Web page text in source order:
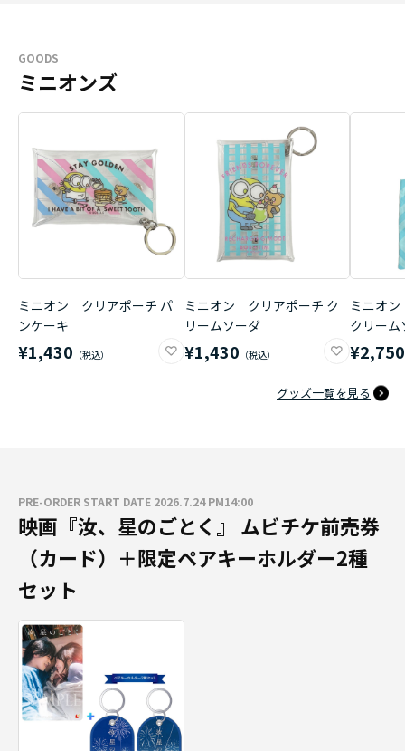
GOODS
ミニオンズ
ミニオン クリアポーチ パ
ンケーキ
¥1,430
ミニオン クリアポーチ ク
リームソーダ
¥1,430
ミニオ
クリーム
¥2,750
グッズ一覧を見る
PRE-ORDER START DATE 2026.7.24 PM14:00
映画『汝、星のごとく』 ムビチケ前売券
（カード）＋限定ペアキーホルダー2種
セット